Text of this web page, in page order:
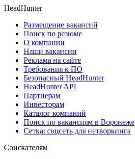
HeadHunter
Размещение вакансий
Поиск по резюме
О компании
Наши вакансии
Реклама на сайте
Требования к ПО
Безопасный HeadHunter
HeadHunter API
Партнерам
Инвесторам
Каталог компаний
Поиск по вакансиям в Воронеже
Сетка: соцсеть для нетворкинга
Соискателям